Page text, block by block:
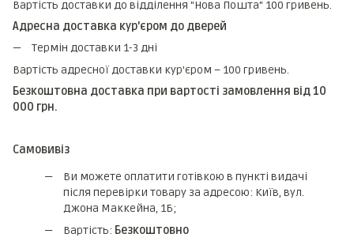
Вартість доставки до відділення "Нова Пошта" 100 гривень.
Адресна доставка кур'єром до дверей
Термін доставки 1-3 дні
Вартість адресної доставки кур'єром – 100 гривень.
Безкоштовна доставка при вартості замовлення від 10
000 грн.
Самовивіз
Ви можете оплатити готівкою в пункті видачі
після перевірки товару за адресою: Київ, вул.
Джона Маккейна, 1Б;
Вартість: Безкоштовно